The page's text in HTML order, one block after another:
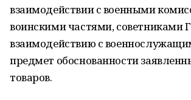
взаимодействии с военными
воинскими частями, советниками
взаимодействию с
предмет обоснованности
товаров.